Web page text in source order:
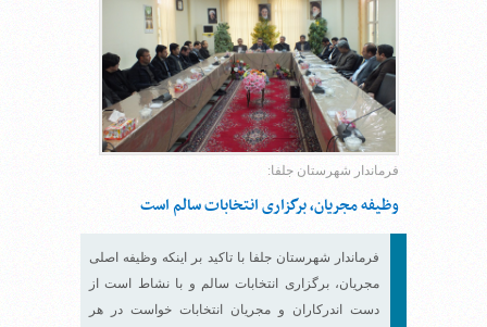
فرماندار شهرستان جلفا:
وظیفه مجریان، برگزاری انتخابات سالم است
فرماندار شهرستان جلفا با تاکید بر اینکه وظیفه اصلی
مجریان، برگزاری انتخابات سالم و با نشاط است از
دست اندرکاران و مجریان انتخابات خواست در هر